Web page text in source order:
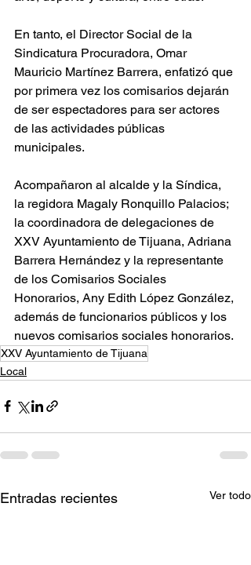
En tanto, el Director Social de la
Sindicatura Procuradora, Omar
Mauricio Martínez Barrera, enfatizó que
por primera vez los comisarios dejarán
de ser espectadores para ser actores
de las actividades públicas
municipales.
Acompañaron al alcalde y la Síndica,
la regidora Magaly Ronquillo Palacios;
la coordinadora de delegaciones de
XXV Ayuntamiento de Tijuana, Adriana
Barrera Hernández y la representante
de los Comisarios Sociales
Honorarios, Any Edith López González,
además de funcionarios públicos y los
nuevos comisarios sociales honorarios.
XXV Ayuntamiento de Tijuana
Local
Entradas recientes Ver todo